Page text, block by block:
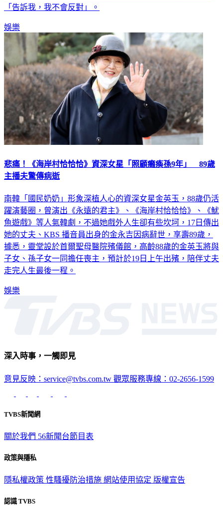
「告訴我，我不會反對」。
娛樂
悲痛！《海岸村恰恰恰》資深女星「照顧癱瘓孫9年」 89歲
主播夫驚傳病逝
南韓「國民奶奶」形象深植人心的資深女星金英玉，88歲仍活
躍演藝圈，曾演出《永遠的君主》、《海岸村恰恰恰》、《魷
魚遊戲》等人氣韓劇，不過她戲外人生卻有些坎坷，17日傳出
她的丈夫、KBS 播音員出身的金永吉因病辭世，享壽89歲，
據悉，靈堂設於首爾聖母醫院殯儀館，高齡88歲的金英玉將與
子女、孫子女一同擔任喪主，預計於19日上午出殯，陪伴丈夫
走完人生最後一程。
娛樂
深入時事，一觸即見
意見反映：service@tvbs.com.tw 觀眾服務專線：02-2656-1599
TVBS新聞網
關於我們 56新聞台節目表
政策與隱私
隱私權政策 性騷擾防治措施 網站使用協定 版權宣告
認識 TVBS